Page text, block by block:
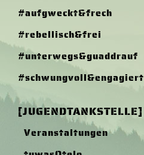
#aufgweckt&frech
#rebellisch&frei
#unterwegs&guaddrauf
#schwungvoll&engagiert
[JUGENDTANKSTELLE]
Veranstaltungen